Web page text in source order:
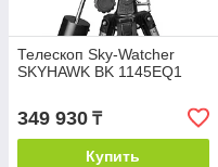
Телескоп Sky-Watcher
SKYHAWK BK 1145EQ1
349 930 ₸
Купить